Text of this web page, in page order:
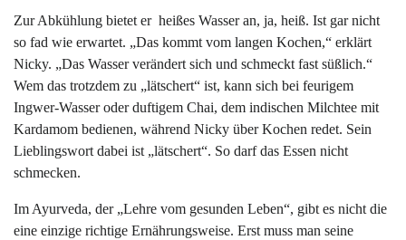
Zur Abkühlung bietet er heißes Wasser an, ja, heiß. Ist gar nicht
so fad wie erwartet. „Das kommt vom langen Kochen,“ erklärt
Nicky. „Das Wasser verändert sich und schmeckt fast süßlich.“
Wem das trotzdem zu „lätschert“ ist, kann sich bei feurigem
Ingwer-Wasser oder duftigem Chai, dem indischen Milchtee mit
Kardamom bedienen, während Nicky über Kochen redet. Sein
Lieblingswort dabei ist „lätschert“. So darf das Essen nicht
schmecken.
Im Ayurveda, der „Lehre vom gesunden Leben“, gibt es nicht die
eine einzige richtige Ernährungsweise. Erst muss man seine